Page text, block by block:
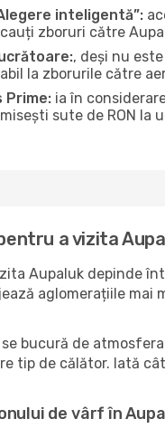
inteligentă”:
zboruri către
, deși nu
la zborurile către
Prime: ia în
sute de RON la
a vizita
Aupaluk depinde
aglomerațiile
se bucură de
tip de călător. Iată
de vârf în